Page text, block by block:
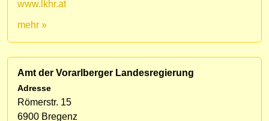
www.lkhr.at
mehr »
Amt der Vorarlberger Landesregierung
Adresse
Römerstr. 15
6900 Bregenz